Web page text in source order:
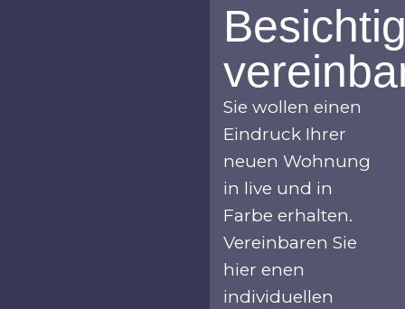
Sie wollen einen
Eindruck Ihrer
neuen Wohnung
in live und in
Farbe erhalten.
Vereinbaren Sie
hier enen
individuellen